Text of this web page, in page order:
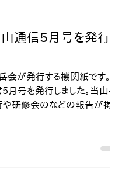
信5月号を発行し
会が発行する機関紙です。
号を発行しました。当山岳
研修会のなどの報告が掲載